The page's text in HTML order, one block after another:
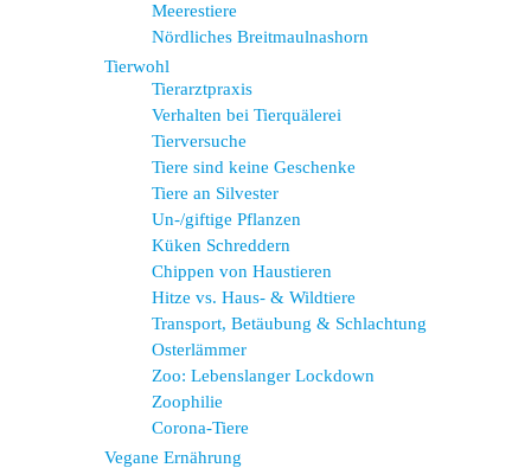
Meerestiere
Nördliches Breitmaulnashorn
Tierwohl
Tierarztpraxis
Verhalten bei Tierquälerei
Tierversuche
Tiere sind keine Geschenke
Tiere an Silvester
Un-/giftige Pflanzen
Küken Schreddern
Chippen von Haustieren
Hitze vs. Haus- & Wildtiere
Transport, Betäubung & Schlachtung
Osterlämmer
Zoo: Lebenslanger Lockdown
Zoophilie
Corona-Tiere
Vegane Ernährung